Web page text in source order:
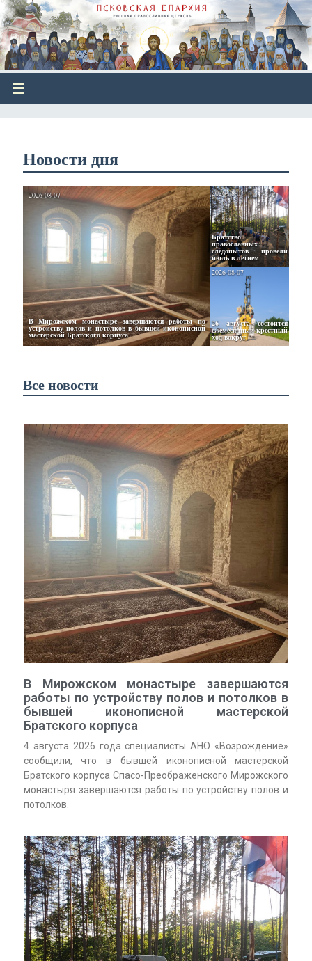
Новости дня
2026-08-07
В Мирожском монастыре завершаются работы по
устройству полов и потолков в бывшей иконописной
мастерской Братского корпуса
2026-08-07
Братство
православных
следопытов провели
июль в летнем
2026-08-07
26 августа состоится
ежемесячный крестный
ход вокруг
Все новости
В Мирожском монастыре завершаются
работы по устройству полов и потолков в
бывшей иконописной мастерской
Братского корпуса
4 августа 2026 года специалисты АНО «Возрождение»
сообщили, что в бывшей иконописной мастерской
Братского корпуса Спасо-Преображенского Мирожского
монастыря завершаются работы по устройству полов и
потолков.